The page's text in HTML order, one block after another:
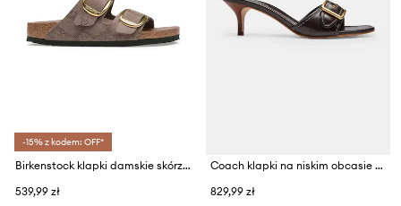
-15% z kodem: OFF*
Birkenstock klapki damskie skórzane Arizona Big Buckle Synthetics Python
539,99 zł
Coach klapki na niskim obcasie damskie skórzane Margot Leather
829,99 zł